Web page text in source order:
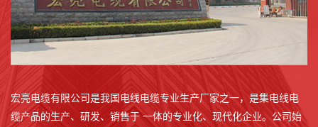
宏亮电缆有限公司是我国电线电缆专业生产厂家之一，是集电线电
缆产品的生产、研发、销售于 一体的专业化、现代化企业。公司始